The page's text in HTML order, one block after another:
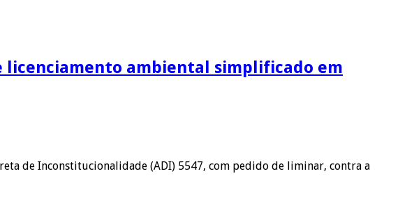
ambiental simplificado em
de Inconstitucionalidade (ADI) 5547, com pedido de liminar, contra a